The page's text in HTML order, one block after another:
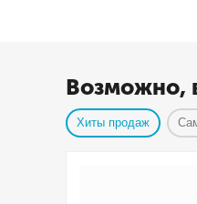
Возможно,
Хиты продаж